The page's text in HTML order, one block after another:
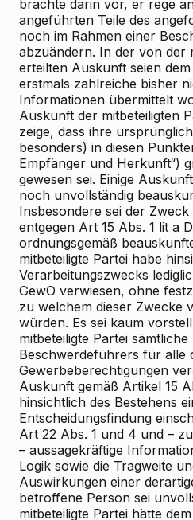
brachte darin vor, er rege
angeführten Teile des
noch im Rahmen einer
abzuändern. In der von der
erteilten Auskunft seien
erstmals zahlreiche bisher
Informationen übermittelt
Auskunft der mitbeteiligten
zeige, dass ihre
besonders) in diesen
Empfänger und Herkunft“)
gewesen sei. Einige
noch unvollständig
Insbesondere sei der
entgegen Art 15 Abs. 1 lit a
ordnungsgemäß
mitbeteiligte Partei habe
Verarbeitungszwecks
GewO verwiesen, ohne
zu welchem dieser Zwecke
würden. Es sei kaum
mitbeteiligte Partei sämtliche
Beschwerdeführers für alle
Gewerbeberechtigungen
Auskunft gemäß Artikel 15
hinsichtlich des Bestehens
Entscheidungsfindung
Art 22 Abs. 1 und 4 und –
– aussagekräftige
Logik sowie die Tragweite
Auswirkungen einer
betroffene Person sei
mitbeteiligte Partei hätte